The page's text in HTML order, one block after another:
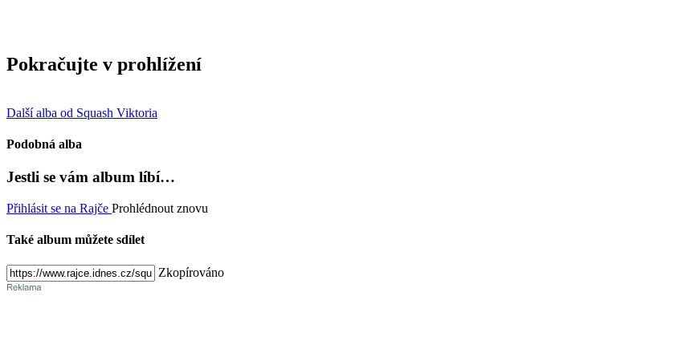
Pokračujte v prohlížení
Další alba od Squash Viktoria
Podobná alba
Jestli se vám album líbí…
Přihlásit se na Rajče Prohlédnout znovu
Také album můžete sdílet
Zkopírováno